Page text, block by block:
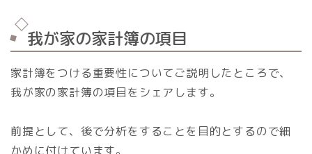
我が家の家計簿の項目
家計簿をつける重要性についてご説明したところで、
我が家の家計簿の項目をシェアします。
前提として、後で分析をすることを目的とするので細
かめに付けています。